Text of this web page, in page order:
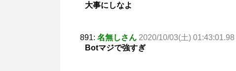
大事にしなよ
891: 名無しさん 2020/10/03(土) 01:43:01.98
Botマジで強すぎ